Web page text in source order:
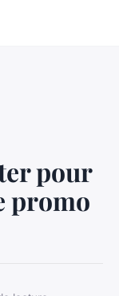
pour
promo